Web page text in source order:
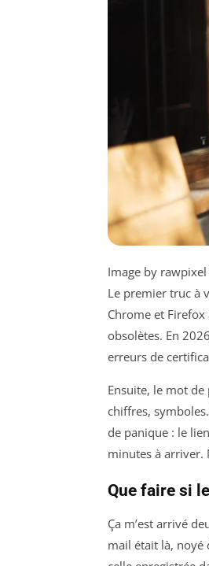
Image by
Le premier truc à
Chrome et
obsolètes. En
erreurs de
Ensuite, le mot
chiffres,
de panique : le
minutes à arriver.
Que faire si
Ça m’est arrivé
mail était là, noyé